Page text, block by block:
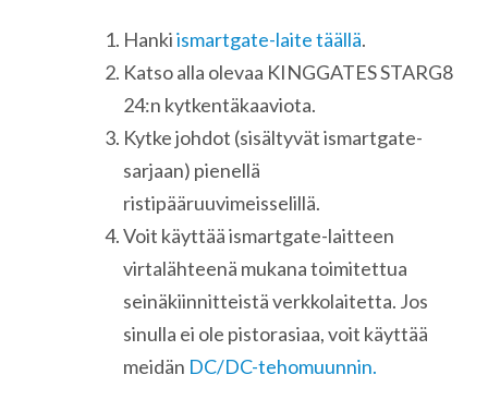
Hankiismartgate-laite täällä.
Katso alla olevaa KINGGATES STARG8
24:n kytkentäkaaviota.
Kytke johdot (sisältyvät ismartgate-
sarjaan) pienellä
ristipääruuvimeisselillä.
Voit käyttää ismartgate-laitteen
virtalähteenä mukana toimitettua
seinäkiinnitteistä verkkolaitetta. Jos
sinulla ei ole pistorasiaa, voit käyttää
meidän DC/DC-tehomuunnin.